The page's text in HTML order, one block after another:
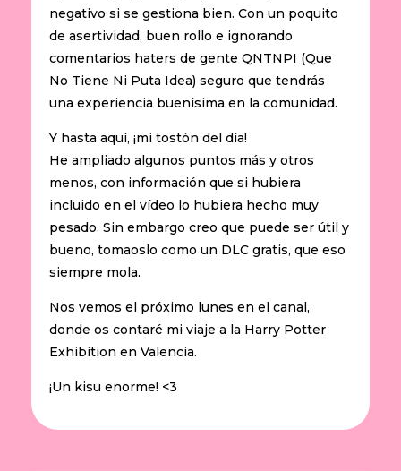
negativo si se gestiona bien. Con un poquito
de asertividad, buen rollo e ignorando
comentarios haters de gente QNTNPI (Que
No Tiene Ni Puta Idea) seguro que tendrás
una experiencia buenísima en la comunidad.
Y hasta aquí, ¡mi tostón del día!
He ampliado algunos puntos más y otros
menos, con información que si hubiera
incluido en el vídeo lo hubiera hecho muy
pesado. Sin embargo creo que puede ser útil y
bueno, tomaoslo como un DLC gratis, que eso
siempre mola.
Nos vemos el próximo lunes en el canal,
donde os contaré mi viaje a la Harry Potter
Exhibition en Valencia.
¡Un kisu enorme! <3